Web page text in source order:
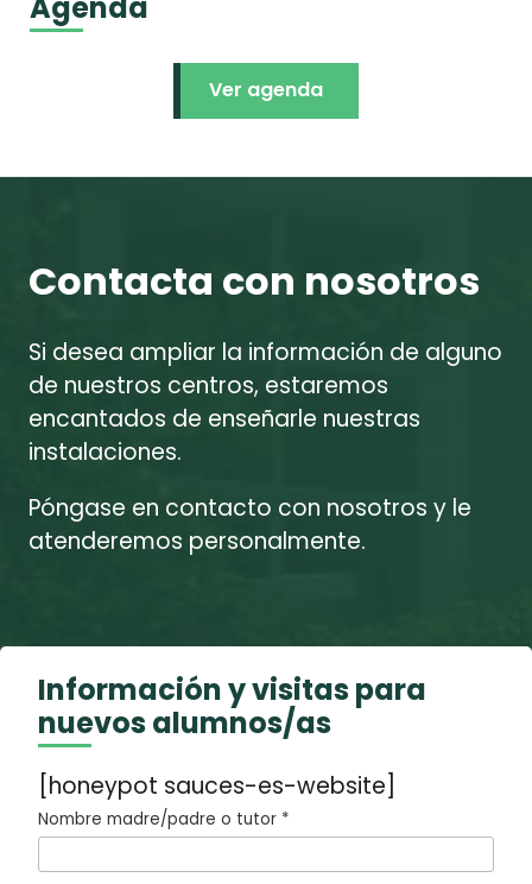
Agenda
Ver agenda
Contacta con nosotros
Si desea ampliar la información de alguno
de nuestros centros, estaremos
encantados de enseñarle nuestras
instalaciones.
Póngase en contacto con nosotros y le
atenderemos personalmente.
Información y visitas para
nuevos alumnos/as
[honeypot sauces-es-website]
Nombre madre/padre o tutor *